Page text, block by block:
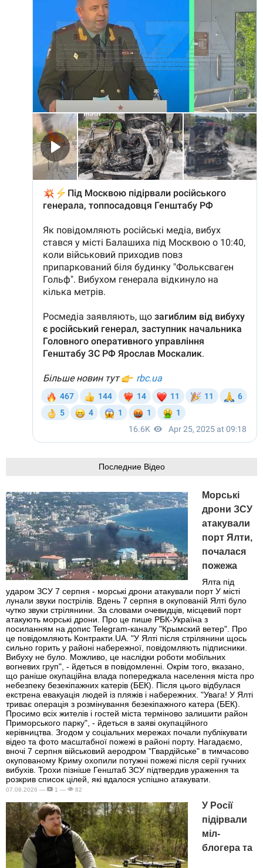
Последние Відео
Морські
дрони ЗСУ
атакували
порт Ялти,
почалася
пожежа
Ялта під
ударом ЗСУ 7 серпня - морські дрони атакували порт У місті
лунали звуки пострілів. Вдень 7 серпня в окупованій Ялті було
чутко звуки стрілянини. За словами очевидців, місцевий порт
атакують морські дрони. Про це пише РБК-Україна з
посиланням на допис Telegram-каналу "Крымский ветер". Про
це повідомляють Контракти.UA. "У Ялті після стрілянини щось
сильно горить у районі набережної, повідомляють підписники.
Вибуху не було. Можливо, це наслідки роботи мобільних
вогневих груп", - йдеться в повідомленні. Окрім того, вказано,
що раніше окупаційна влада попереджала населення міста про
небезпеку безекіпажних катерів (БЕК). Після цього відбулася
екстрена евакуація людей із пляжів і набережних. "Увага! У Ялті
триває операція з розмінування безекіпажного катера (БЕК).
Просимо всіх жителів і гостей міста терміново залишити район
Приморського парку", - йдеться в заяві окупаційного
керівництва. Згодом у соціальних мережах почали публікувати
відео та фото масштабної пожежі в районі порту. Нагадаємо,
вночі 7 серпня військовий аеродром "Гвардійське" в тимчасово
окупованому Криму охопили потужні пожежі після серії гучних
вибухів. Трохи пізніше Генштаб ЗСУ підтвердив ураження та
розкрив список цілей, які вдалося успішно атакувати.
07.08.2026 — 1 — 82
У Росії
підірвали
міл-
блогера та